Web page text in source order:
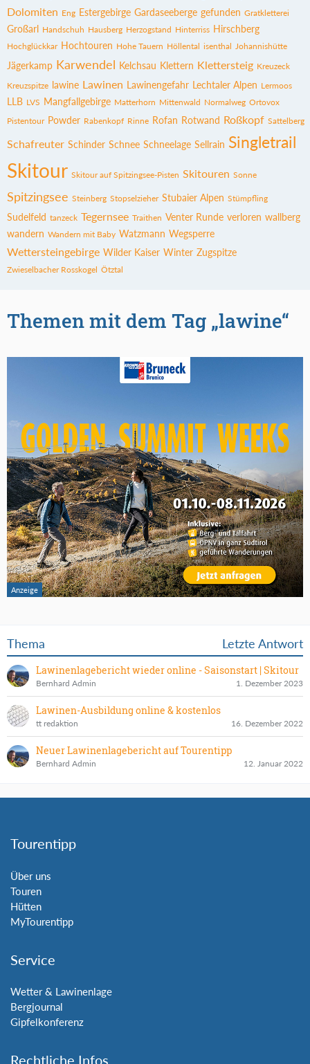
Dolomiten Eng Estergebirge Gardaseeberge gefunden Gratkletterei
Großarl Handschuh Hausberg Herzogstand Hinterriss Hirschberg
Hochglückkar Hochtouren Hohe Tauern Höllental isenthal Johannishütte
Jägerkamp Karwendel Kelchsau Klettern Klettersteig Kreuzeck
Kreuzspitze lawine Lawinen Lawinengefahr Lechtaler Alpen Lermoos
LLB LVS Mangfallgebirge Matterhorn Mittenwald Normalweg Ortovox
Pistentour Powder Rabenkopf Rinne Rofan Rotwand Roßkopf Sattelberg
Schafreuter Schinder Schnee Schneelage Sellrain Singletrail
Skitour Skitour auf Spitzingsee-Pisten Skitouren Sonne
Spitzingsee Steinberg Stopselzieher Stubaier Alpen Stümpfling
Sudelfeld tanzeck Tegernsee Traithen Venter Runde verloren wallberg
wandern Wandern mit Baby Watzmann Wegsperre
Wettersteingebirge Wilder Kaiser Winter Zugspitze
Zwieselbacher Rosskogel Ötztal
Themen mit dem Tag „lawine“
Thema Letzte Antwort
Lawinenlagebericht wieder online - Saisonstart | Skitour
Bernhard Admin 1. Dezember 2023
Lawinen-Ausbildung online & kostenlos
tt redaktion 16. Dezember 2022
Neuer Lawinenlagebericht auf Tourentipp
Bernhard Admin 12. Januar 2022
Tourentipp
Über uns
Touren
Hütten
MyTourentipp
Service
Wetter & Lawinenlage
Bergjournal
Gipfelkonferenz
Rechtliche Infos